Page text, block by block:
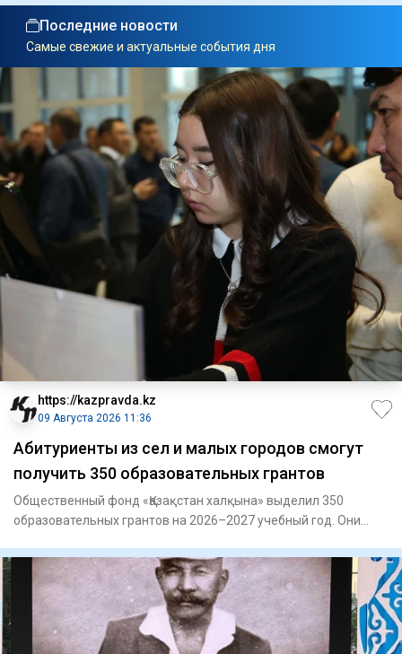
Последние новости
Самые свежие и актуальные события дня
https://kazpravda.kz
09 Августа 2026 11:36
Абитуриенты из сел и малых городов смогут
получить 350 образовательных грантов
Общественный фонд «Қазақстан халқына» выделил 350
образовательных грантов на 2026–2027 учебный год. Они